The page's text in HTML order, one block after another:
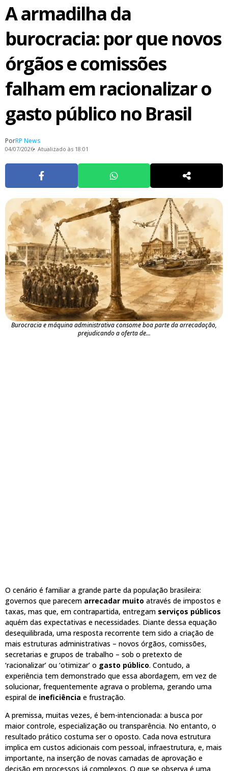
A armadilha da
burocracia: por que novos
órgãos e comissões
falham em racionalizar o
gasto público no Brasil
PorRP News
04/07/2026 Atualizado às 18:01
Burocracia e máquina administrativa consome boa parte da arrecadação,
prejudicando a oferta de...
O cenário é familiar a grande parte da população brasileira:
governos que parecem arrecadar muito através de impostos e
taxas, mas que, em contrapartida, entregam serviços públicos
aquém das expectativas e necessidades. Diante dessa equação
desequilibrada, uma resposta recorrente tem sido a criação de
mais estruturas administrativas – novos órgãos, comissões,
secretarias e grupos de trabalho – sob o pretexto de
‘racionalizar’ ou ‘otimizar’ o gasto público. Contudo, a
experiência tem demonstrado que essa abordagem, em vez de
solucionar, frequentemente agrava o problema, gerando uma
espiral de ineficiência e frustração.
A premissa, muitas vezes, é bem-intencionada: a busca por
maior controle, especialização ou transparência. No entanto, o
resultado prático costuma ser o oposto. Cada nova estrutura
implica em custos adicionais com pessoal, infraestrutura, e, mais
importante, na inserção de novas camadas de aprovação e
decisão em processos já complexos. O que se observa é uma